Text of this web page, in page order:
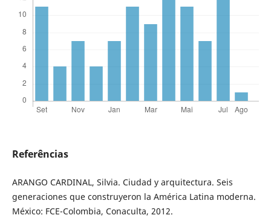
Referências
ARANGO CARDINAL, Silvia. Ciudad y arquitectura. Seis
generaciones que construyeron la América Latina moderna.
México: FCE-Colombia, Conaculta, 2012.